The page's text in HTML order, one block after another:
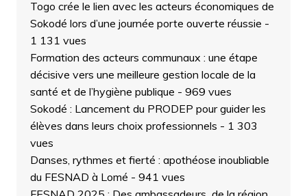
Togo crée le lien avec les acteurs économiques de
Sokodé lors d’une journée porte ouverte réussie -
1 131 vues
Formation des acteurs communaux : une étape
décisive vers une meilleure gestion locale de la
santé et de l’hygiène publique - 969 vues
Sokodé : Lancement du PRODEP pour guider les
élèves dans leurs choix professionnels - 1 303
vues
Danses, rythmes et fierté : apothéose inoubliable
du FESNAD à Lomé - 941 vues